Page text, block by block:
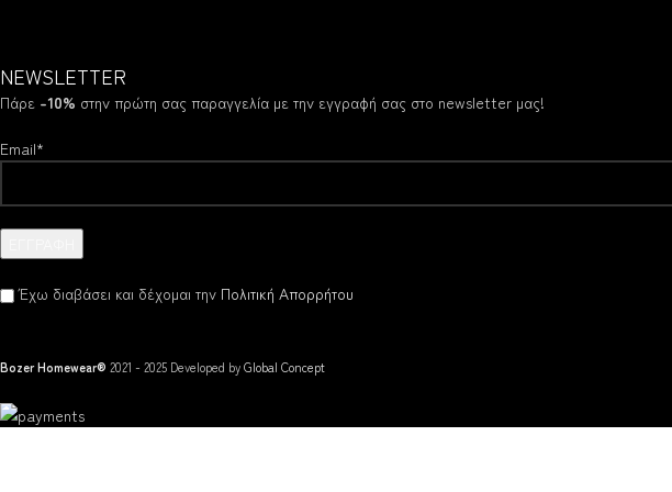
NEWSLETTER
Πάρε -10% στην πρώτη σας παραγγελία με την εγγραφή σας στο newsletter μας!
Email*
Έχω διαβάσει και δέχομαι την Πολιτική Απορρήτου
Bozer Homewear® 2021 - 2025 Developed byGlobal Concept